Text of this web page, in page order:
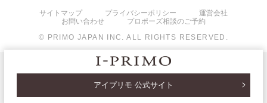
いわき店
取扱店)TROA
甲府店
サイトマップ プライバシーポリシー
運営会社
お問い合わせ
プロポーズ相談のご予約
© PRIMO JAPAN INC. ALL RIGHTS RESERVED.
アイプリモ 公式サイト